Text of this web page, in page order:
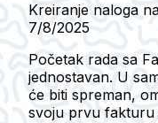
Kreiranje naloga
7/8/2025
Početak rada sa
jednostavan. U
će biti spreman,
svoju prvu fakturu